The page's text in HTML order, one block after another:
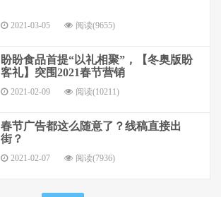
2021-03-05 阅读(9655)
盼盼食品首提“以礼相聚”，【冬奥版盼
客礼】突围2021春节营销
2021-02-09 阅读(10211)
春节广告都这么随意了？线稿直接出
街？
2021-02-07 阅读(7936)